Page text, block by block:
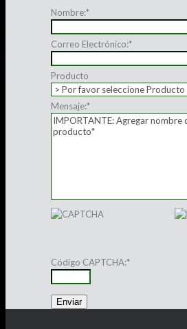
Nombre:*
Correo Electrónico:*
Producto
Mensaje:*
Código CAPTCHA:*